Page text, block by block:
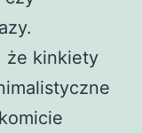
że kinkiety